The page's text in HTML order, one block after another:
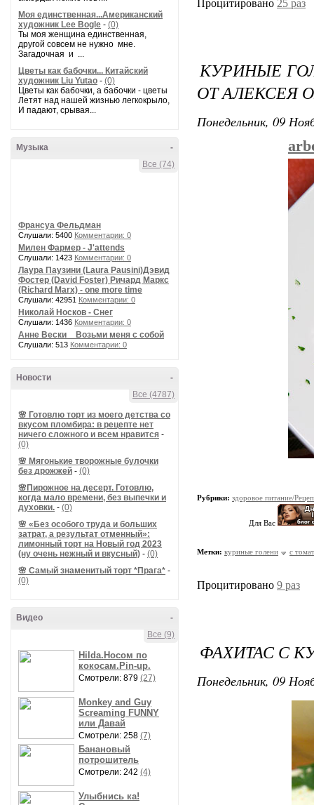
Моя единственная...Американский
художник Lee Bogle - (0)
Ты моя женщина единственная,
другой совсем не нужно мне.
Загадочная и ...
Цветы как бабочки... Китайский
художник Liu Yutao - (0)
Цветы как бабочки, а бабочки - цветы
Летят над нашей жизнью легкокрыло,
И падают, срывая...
-
Музыка
Все (74)
Франсуа Фельдман
Слушали: 5400 Комментарии: 0
Милен Фармер - J'attends
Слушали: 1423 Комментарии: 0
Лаура Паузини (Laura Pausini)Дэвид
Фостер (David Foster) Ричард Маркс
(Richard Marx) - one more time
Слушали: 42951 Комментарии: 0
Николай Носков - Снег
Слушали: 1436 Комментарии: 0
Анне Вески _ Возьми меня с собой
Слушали: 513 Комментарии: 0
-
Новости
Все (4787)
🌸 Готовлю торт из моего детства со
вкусом пломбира: в рецепте нет
ничего сложного и всем нравится -
(0)
🌸 Мягонькие творожные булочки
без дрожжей - (0)
🌸Пирожное на десерт. Готовлю,
когда мало времени, без выпечки и
духовки. - (0)
🌸 «Без особого труда и больших
затрат, а результат отменный»:
лимонный торт на Новый год 2023
(ну очень нежный и вкусный) - (0)
🌸 Самый знаменитый торт *Прага* -
(0)
-
Видео
Все (9)
Hilda.Носом по
кокосам.Pin-up.
Смотрели: 879 (27)
Monkey and Guy
Screaming FUNNY
или Давай
Смотрели: 258 (7)
Банановый
потрошитель
Смотрели: 242 (4)
Улыбнись ка!
Процитировано 25 раз
КУРИНЫЕ
ОТ АЛЕКСЕЯ
Понедельник, 09
Рубрики: здоровое питание/
Для Вас
Метки: куриные голени с
Процитировано 9 раз
ФАХИТАС С
Понедельник, 09